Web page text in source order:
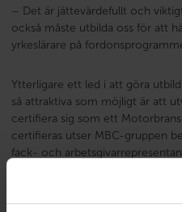
– Det är jättevärdefullt och
också måste utbilda oss för att
yrkeslärare på
Ytterligare ett led i att göra
så attraktiva som möjligt är att
certifiera sig som ett
certifieras utser MBC-gruppen
fack- och
motorbranschen. Sedan tar
styrgrupp det slutgiltiga
MBC-utbildning gör det möjligt